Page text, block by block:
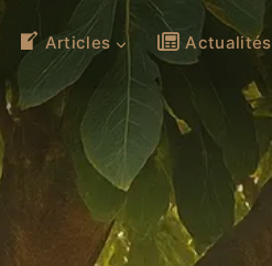
Articles Actualités